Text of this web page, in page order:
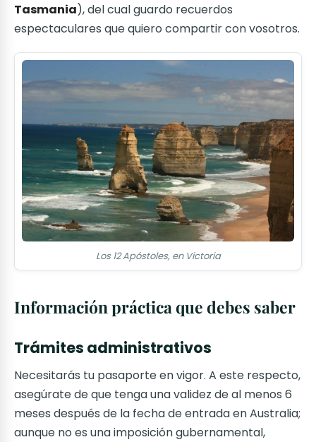
Tasmania), del cual guardo recuerdos
espectaculares que quiero compartir con vosotros.
Los 12 Apóstoles, en Victoria
Información práctica que debes saber
Trámites administrativos
Necesitarás tu pasaporte en vigor. A este respecto,
asegúrate de que tenga una validez de al menos 6
meses después de la fecha de entrada en Australia;
aunque no es una imposición gubernamental,